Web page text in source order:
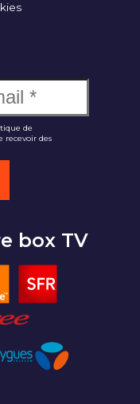
de
recevoir des
box TV